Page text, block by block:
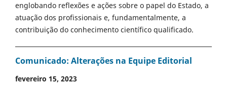
englobando reflexões e ações sobre o papel do Estado, a
atuação dos profissionais e, fundamentalmente, a
contribuição do conhecimento científico qualificado.
Comunicado: Alterações na Equipe Editorial
fevereiro 15, 2023